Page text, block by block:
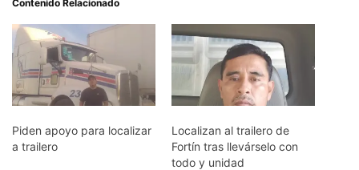
Contenido Relacionado
Piden apoyo para localizar
a trailero
Localizan al trailero de
Fortín tras llevárselo con
todo y unidad